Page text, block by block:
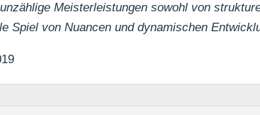
Meisterleistungen sowohl von
Spiel von Nuancen und dynamischen